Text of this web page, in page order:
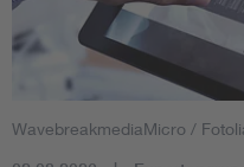
Health
Mobility
WavebreakmediaMicro /